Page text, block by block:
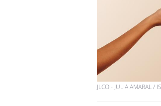
JLCO - JULIA AMARAL /
pendant